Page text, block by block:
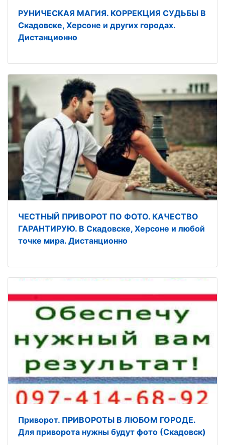
РУНИЧЕСКАЯ МАГИЯ. КОРРЕКЦИЯ СУДЬБЫ В
Скадовске, Херсоне и других городах.
Дистанционно
ЧЕСТНЫЙ ПРИВОРОТ ПО ФОТО. КАЧЕСТВО
ГАРАНТИРУЮ. В Скадовске, Херсоне и любой
точке мира. Дистанционно
Приворот. ПРИВОРОТЫ В ЛЮБОМ ГОРОДЕ.
Для приворота нужны будут фото (Скадовск)